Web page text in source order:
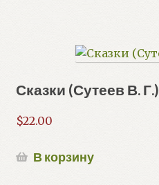
Сказки (Сутеев В. Г.)
$22.00
В корзину